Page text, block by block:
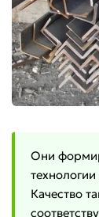
Они
Качество